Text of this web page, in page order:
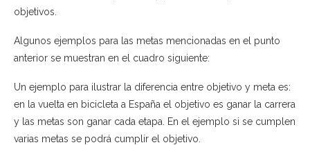
objetivos.
Algunos ejemplos para las metas mencionadas en el punto
anterior se muestran en el cuadro siguiente:
Un ejemplo para ilustrar la diferencia entre objetivo y meta es:
en la vuelta en bicicleta a España el objetivo es ganar la carrera
y las metas son ganar cada etapa. En el ejemplo si se cumplen
varias metas se podrá cumplir el objetivo.